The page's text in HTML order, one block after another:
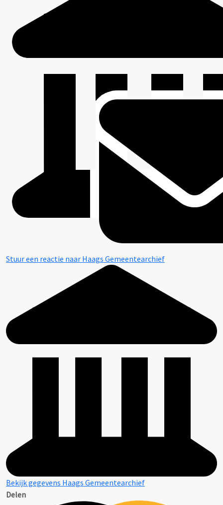
Stuur een reactie naar Haags Gemeentearchief
Bekijk gegevens Haags Gemeentearchief
Delen